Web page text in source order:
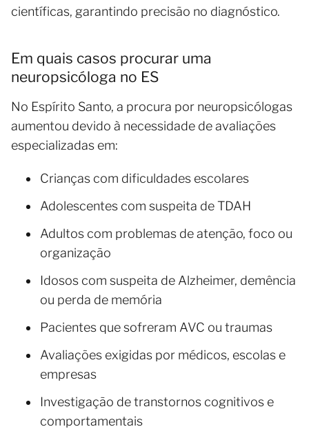
científicas, garantindo precisão no diagnóstico.
Em quais casos procurar uma
neuropsicóloga no ES
No Espírito Santo, a procura por neuropsicólogas
aumentou devido à necessidade de avaliações
especializadas em:
Crianças com dificuldades escolares
Adolescentes com suspeita de TDAH
Adultos com problemas de atenção, foco ou
organização
Idosos com suspeita de Alzheimer, demência
ou perda de memória
Pacientes que sofreram AVC ou traumas
Avaliações exigidas por médicos, escolas e
empresas
Investigação de transtornos cognitivos e
comportamentais